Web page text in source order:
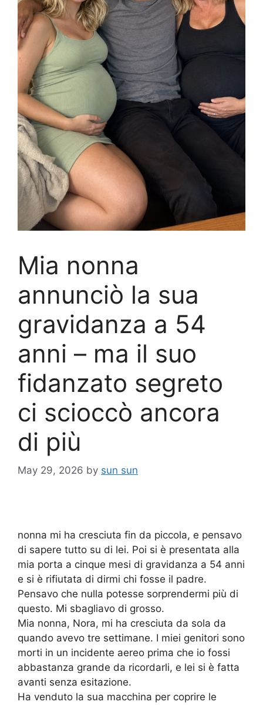
Mia nonna
annunciò la sua
gravidanza a 54
anni – ma il suo
fidanzato segreto
ci scioccò ancora
di più
May 29, 2026 by sun sun
nonna mi ha cresciuta fin da piccola, e pensavo
di sapere tutto su di lei. Poi si è presentata alla
mia porta a cinque mesi di gravidanza a 54 anni
e si è rifiutata di dirmi chi fosse il padre.
Pensavo che nulla potesse sorprendermi più di
questo. Mi sbagliavo di grosso.
Mia nonna, Nora, mi ha cresciuta da sola da
quando avevo tre settimane. I miei genitori sono
morti in un incidente aereo prima che io fossi
abbastanza grande da ricordarli, e lei si è fatta
avanti senza esitazione.
Ha venduto la sua macchina per coprire le